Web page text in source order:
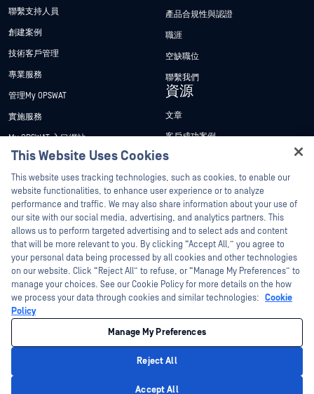
聯繫支持人員
創建案例
技術客戶管理
專業服務
管理My OPSWAT
實施服務
My OPSWAT 入口網站
技術檔案
訓練
漏洞通報計畫
合作夥伴
認證
技術合作夥伴
管道合作夥伴計劃
產品合規性與認證
職涯
空缺職位
聯繫我們
資源
文章
客戶成功案例
新聞稿
新聞報導
網路研討會
產品型錄
白皮書
免費工具
©2026OPSWAT . 保留所有權利。OPSWAT、MetaDefender、Metascan、
MetaAccess、OPSWAT 、Trust no File. Trust No Device.、OPSWAT 、Protecting the
World's Critical Infrastructure、Deep CDR™ Technology、InQuest、InQuest標誌、
DFI、RetroHunt、Deep File Inspection 及 Join the Hunt 均為OPSWAT 之商標。第三
管理 Cookie 偏好
This Website Uses Cookies
This website uses tracking technologies, such as cookies, to enable our
website functionalities, to enhance user experience or to analyze
performance and traffic. We may also share information about your use of
our site with our social media, advertising, and analytics partners. This
allows us to perform targeted advertising and to select ads and content
that will be more relevant to you. By clicking “Accept All,” you agree to
your personal data being processed by all cookies and other technologies
on our website. Click “Reject All” to refuse, or “Manage My Preferences” to
manage your choices. See our Cookie Policy for more details on the how
we process your data through cookies and similar technologies: Cookie
Policy
Manage My Preferences
Reject All
Accept All
Hey there!
I'm Ozzy, your OPSWAT virtual assistant.
How can I help you secure what's critical
today?